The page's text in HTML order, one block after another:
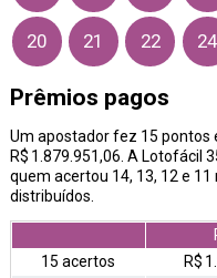
20 21 22 24
Prêmios pagos
Um apostador fez 15 pontos
R$ 1.879.951,06. A Lotofácil
quem acertou 14, 13, 12 e
distribuídos.
15 acertos
R$